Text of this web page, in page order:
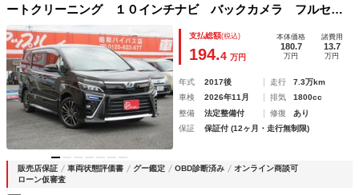
ートクリーニング １０インチナビ バックカメラ フルセグ
ＴＶ Ｂｌｕｅｔｏｏｔｈ ＨＤＭＩ ＤＶＤビデオ 後席モ
ニター 両側パワスラ シートヒーター エンジンスターター
支払総額(税込)
194.4 万円
本体価格
180.7
万円
諸費用
13.7
万円
年式 2017後 走行
7.3万km
車検
2026年11月 排気
1800cc
整備
法定整備付 修復
あり
保証
保証付 (12ヶ月・走行無制限)
販売店保証 車両状態評価書 グー鑑定 OBD診断済み
オンライン商談可
ローン仮審査